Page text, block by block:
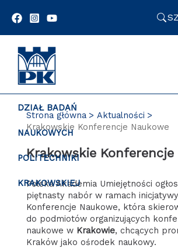
DZIAŁ BADAŃ
NAUKOWYCH
POLITECHNIKI
KRAKOWSKIEJ
Strona główna
Aktualności
Krakowskie Konferencje Naukowe
Krakowskie Konferencje
Polska Akademia Umiejętności
piętnasty nabór w ramach
Konferencje Naukowe, która
do podmiotów organizujących
naukowe w Krakowie, chcących
Kraków jako ośrodek naukowy.